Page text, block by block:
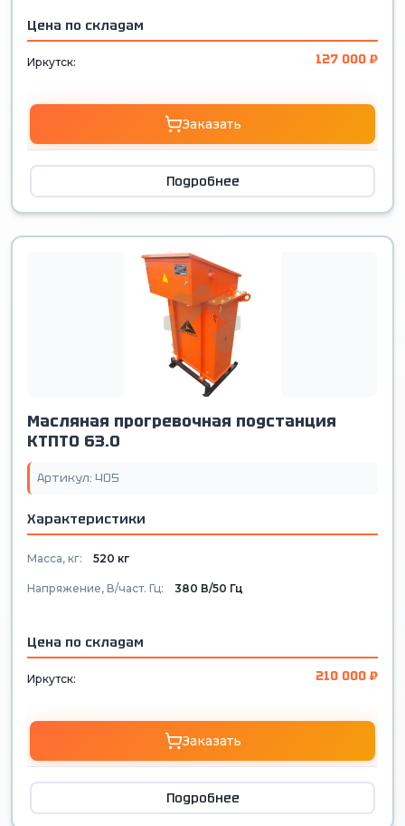
Цена по складам
Иркутск: 127 000 ₽
Заказать
Подробнее
Масляная прогревочная подстанция
КТПТО 63.0
Артикул: 405
Характеристики
Масса, кг: 520 кг
Напряжение, В/част. Гц: 380 В/50 Гц
Цена по складам
Иркутск: 210 000 ₽
Заказать
Подробнее